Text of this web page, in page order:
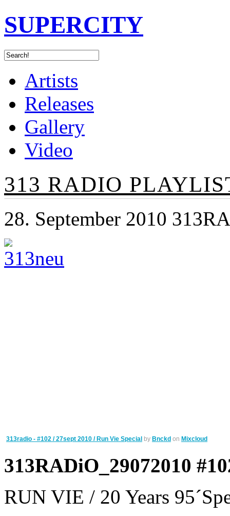
SUPERCITY
Artists
Releases
Gallery
Video
313 RADIO
28. September 2010
313radio - #102 / 27sept 2010 / Run Vie Special by Bnckd on Mixcloud
313RADiO_29072010
RUN VIE / 20 Years